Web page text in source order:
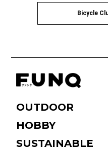
Bicycle
OUTDOOR
HOBBY
SUSTAINABLE